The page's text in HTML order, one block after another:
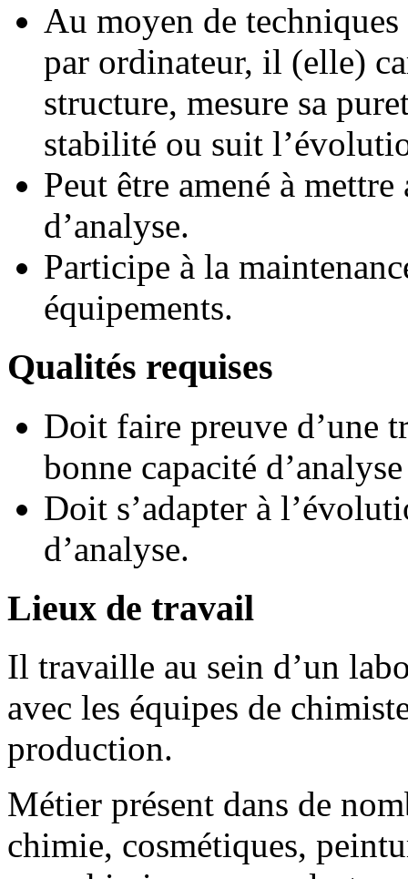
Au moyen de
par ordinateur, il (elle)
structure, mesure sa
stabilité ou suit
Peut être amené à
d’analyse.
Participe à la
équipements.
Qualités requises
Doit faire preuve d’une
bonne capacité
Doit s’adapter à
d’analyse.
Lieux de travail
Il travaille au sein d’un
avec les équipes de
production.
Métier présent dans de
chimie, cosmétiques,